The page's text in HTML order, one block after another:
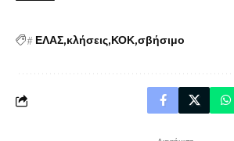
# ΕΛΑΣ κλήσεις ΚΟΚ σβήσιμο